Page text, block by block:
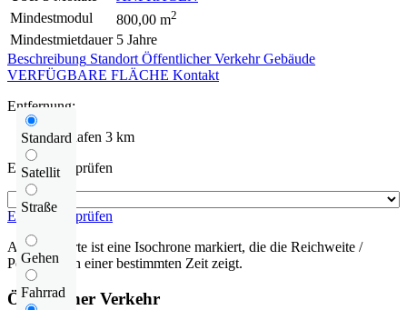
Mindestmodul
800,00 m2
Mindestmietdauer 5 Jahre
Beschreibung Standort Öffentlicher Verkehr Gebäude
VERFÜGBARE FLÄCHE Kontakt
Standard
Satellit
Straße
Gehen
Fahrrad
Entfernung:
Flughafen 3 km
Entfernung prüfen
Entfernung prüfen
Auf der Karte ist eine Isochrone markiert, die die Reichweite /
Pendelzeit in einer bestimmten Zeit zeigt.
Öffentlicher Verkehr